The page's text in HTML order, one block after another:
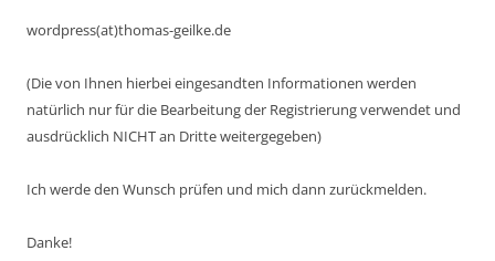
wordpress(at)thomas-geilke.de
(Die von Ihnen hierbei eingesandten Informationen werden
natürlich nur für die Bearbeitung der Registrierung verwendet und
ausdrücklich NICHT an Dritte weitergegeben)
Ich werde den Wunsch prüfen und mich dann zurückmelden.
Danke!